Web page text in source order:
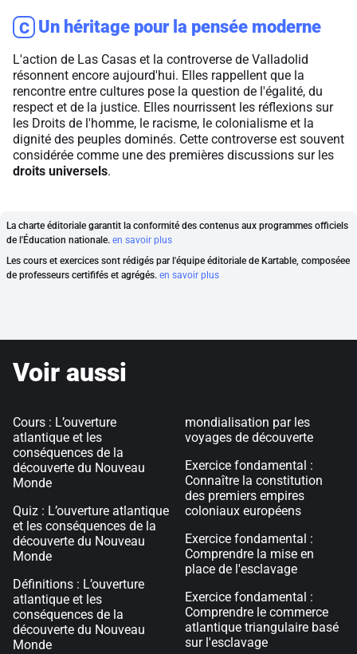
C Un héritage pour la pensée moderne
L'action de Las Casas et la controverse de Valladolid
résonnent encore aujourd'hui. Elles rappellent que la
rencontre entre cultures pose la question de l'égalité, du
respect et de la justice. Elles nourrissent les réflexions sur
les Droits de l'homme, le racisme, le colonialisme et la
dignité des peuples dominés. Cette controverse est souvent
considérée comme une des premières discussions sur les
droits universels.
La charte éditoriale garantit la conformité des contenus aux programmes officiels
de l'Éducation nationale. en savoir plus
Les cours et exercices sont rédigés par l'équipe éditoriale de Kartable, composéee
de professeurs certififés et agrégés. en savoir plus
Voir aussi
Cours : L’ouverture
atlantique et les
conséquences de la
découverte du Nouveau
Monde
Quiz : L’ouverture atlantique
et les conséquences de la
découverte du Nouveau
Monde
Définitions : L’ouverture
atlantique et les
conséquences de la
découverte du Nouveau
Monde
mondialisation par les
voyages de découverte
Exercice fondamental :
Connaître la constitution
des premiers empires
coloniaux européens
Exercice fondamental :
Comprendre la mise en
place de l'esclavage
Exercice fondamental :
Comprendre le commerce
atlantique triangulaire basé
sur l'esclavage